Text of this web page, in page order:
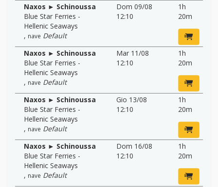
Naxos ► Schinoussa
Blue Star Ferries -
Hellenic Seaways
, nave Default
Dom 09/08
12:10
1h
20m
Naxos ► Schinoussa
Blue Star Ferries -
Hellenic Seaways
, nave Default
Mar 11/08
12:10
1h
20m
Naxos ► Schinoussa
Blue Star Ferries -
Hellenic Seaways
, nave Default
Gio 13/08
12:10
1h
20m
Naxos ► Schinoussa
Blue Star Ferries -
Hellenic Seaways
, nave Default
Dom 16/08
12:10
1h
20m